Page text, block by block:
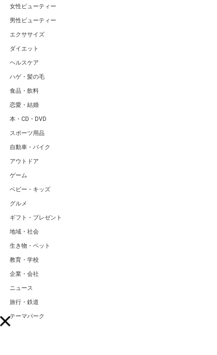
女性ビューティー
男性ビューティー
エクササイズ
ダイエット
ヘルスケア
ハゲ・髪の毛
食品・飲料
恋愛・結婚
本・CD・DVD
スポーツ用品
自動車・バイク
アウトドア
ゲーム
ベビー・キッズ
グルメ
ギフト・プレゼント
地域・社会
生き物・ペット
教育・学校
企業・会社
ニュース
旅行・鉄道
テーマパーク